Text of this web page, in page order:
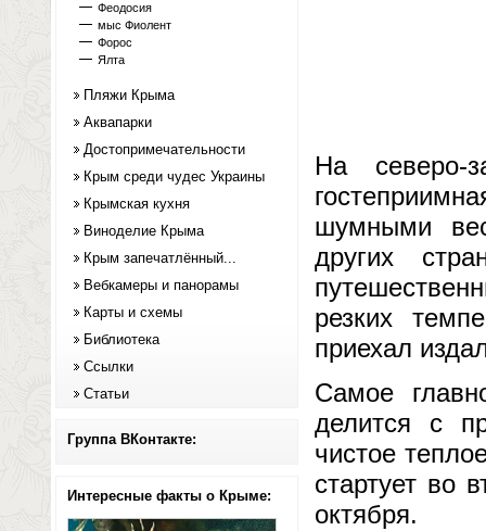
Феодосия
мыс Фиолент
Форос
Ялта
Пляжи Крыма
Аквапарки
Достопримечательности
Крым среди чудес Украины
Крымская кухня
Виноделие Крыма
Крым запечатлённый...
Вебкамеры и панорамы
Карты и схемы
Библиотека
Ссылки
Статьи
Группа ВКонтакте:
Интересные факты о Крыме:
На северо-
шумными
других
резких
приехал
Самое
делится с
чистое
стартует во
октября.